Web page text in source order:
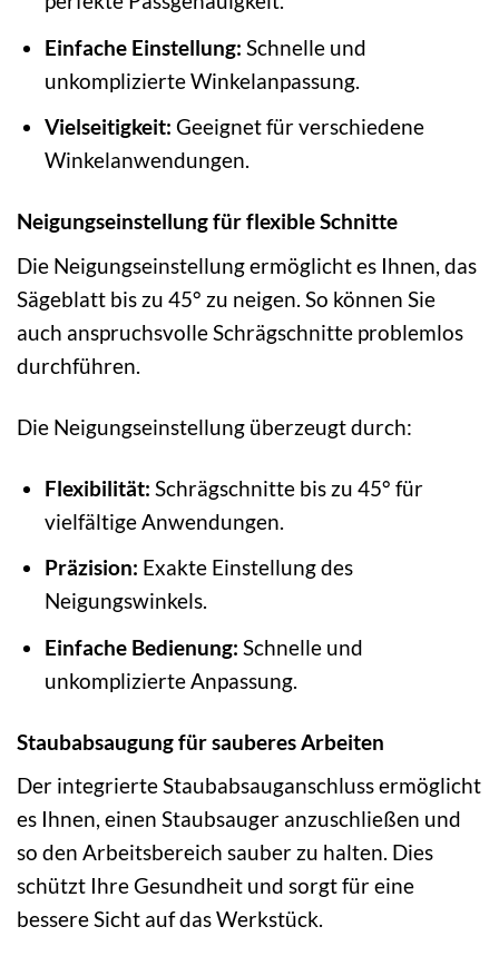
Einfache Einstellung: Schnelle und
unkomplizierte Winkelanpassung.
Vielseitigkeit: Geeignet für verschiedene
Winkelanwendungen.
Neigungseinstellung für flexible Schnitte
Die Neigungseinstellung ermöglicht es Ihnen, das
Sägeblatt bis zu 45° zu neigen. So können Sie
auch anspruchsvolle Schrägschnitte problemlos
durchführen.
Die Neigungseinstellung überzeugt durch:
Flexibilität: Schrägschnitte bis zu 45° für
vielfältige Anwendungen.
Präzision: Exakte Einstellung des
Neigungswinkels.
Einfache Bedienung: Schnelle und
unkomplizierte Anpassung.
Staubabsaugung für sauberes Arbeiten
Der integrierte Staubabsauganschluss ermöglicht
es Ihnen, einen Staubsauger anzuschließen und
so den Arbeitsbereich sauber zu halten. Dies
schützt Ihre Gesundheit und sorgt für eine
bessere Sicht auf das Werkstück.